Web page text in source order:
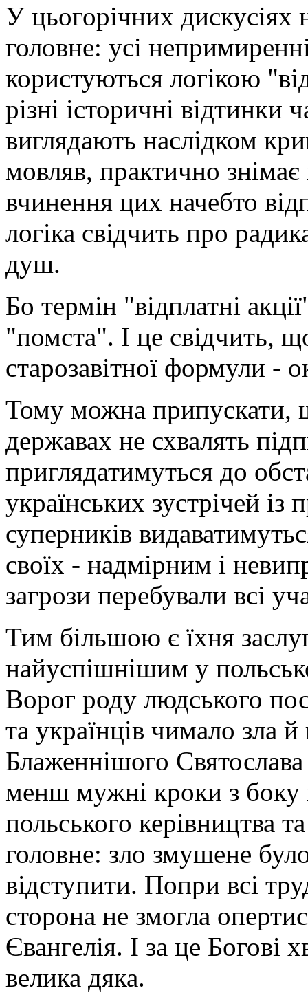
У цьогорічних дискусіях
головне: усі
користуються логікою
різні історичні відтинки
виглядають наслідком
мовляв, практично знімає
вчинення цих начебто
логіка свідчить про
душ.
Бо термін "відплатні
"помста". І це свідчить,
старозавітної формули -
Тому можна припускати,
державах не схвалять
приглядатимуться до
українських зустрічей
суперників
своїх - надмірним і
загрози перебували всі
Тим більшою є їхня
найуспішнішим у
Ворог роду людського
та українців чимало зла
Блаженнішого
менш мужні кроки з боку
польського керівництва
головне: зло змушене
відступити. Попри всі
сторона не змогла
Євангелія. І за це Богові
велика дяка.